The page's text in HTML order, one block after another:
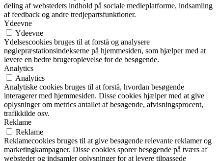
deling af webstedets indhold på sociale medieplatforme, indsamling
af feedback og andre tredjepartsfunktioner.
Ydeevne
Ydeevne
Ydelsescookies bruges til at forstå og analysere
nøglepræstationsindekserne på hjemmesiden, som hjælper med at
levere en bedre brugeroplevelse for de besøgende.
Analytics
Analytics
Analytiske cookies bruges til at forstå, hvordan besøgende
interagerer med hjemmesiden. Disse cookies hjælper med at give
oplysninger om metrics antallet af besøgende, afvisningsprocent,
trafikkilde osv.
Reklame
Reklame
Reklamecookies bruges til at give besøgende relevante reklamer og
marketingkampagner. Disse cookies sporer besøgende på tværs af
websteder og indsamler oplysninger for at levere tilpassede